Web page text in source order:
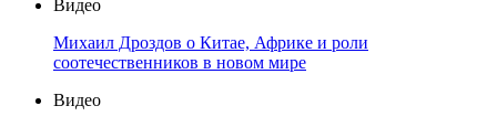
Видео
Михаил Дроздов о Китае, Африке и роли
соотечественников в новом мире
Видео